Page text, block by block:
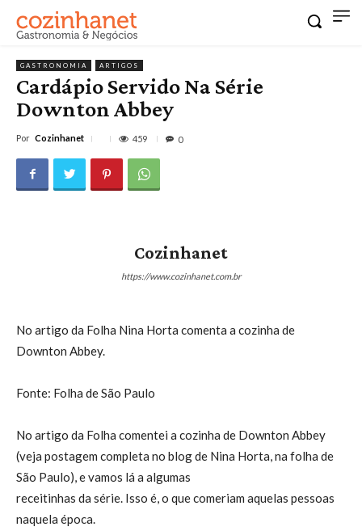
GASTRONOMIA ARTIGOS
Cardápio Servido Na Série
Downton Abbey
Por Cozinhanet 459 0
Cozinhanet
https://www.cozinhanet.com.br
No artigo da Folha Nina Horta comenta a cozinha de
Downton Abbey.
Fonte: Folha de São Paulo
No artigo da Folha comentei a cozinha de Downton Abbey
(veja postagem completa no blog de Nina Horta, na folha de
São Paulo), e vamos lá a algumas
receitinhas da série. Isso é, o que comeriam aquelas pessoas
naquela época.